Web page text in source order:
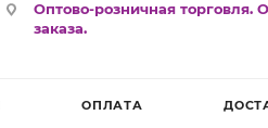
Оптово-розничная
заказа.
ОПЛАТА